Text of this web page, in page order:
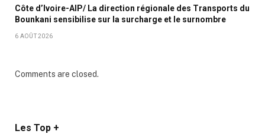
Côte d’Ivoire-AIP/ La direction régionale des Transports du
Bounkani sensibilise sur la surcharge et le surnombre
6 AOÛT 2026
Comments are closed.
Les Top +